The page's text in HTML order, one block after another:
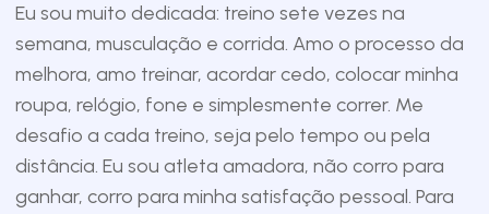
Eu sou muito dedicada: treino sete vezes na
semana, musculação e corrida. Amo o processo da
melhora, amo treinar, acordar cedo, colocar minha
roupa, relógio, fone e simplesmente correr. Me
desafio a cada treino, seja pelo tempo ou pela
distância. Eu sou atleta amadora, não corro para
ganhar, corro para minha satisfação pessoal. Para